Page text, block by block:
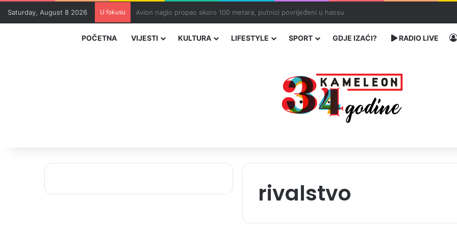
Saturday, August 8 2026 U fokusu Zvizdić, Magazinović i Kojović traže poseban status za Memorijalni centar Srebrenica
POČETNA VIJESTI KULTURA LIFESTYLE SPORT GDJE IZAĆI? RADIO LIVE
rivalstvo